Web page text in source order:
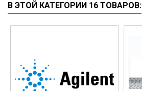
В ЭТОЙ КАТЕГОРИИ 16 ТОВАРОВ: